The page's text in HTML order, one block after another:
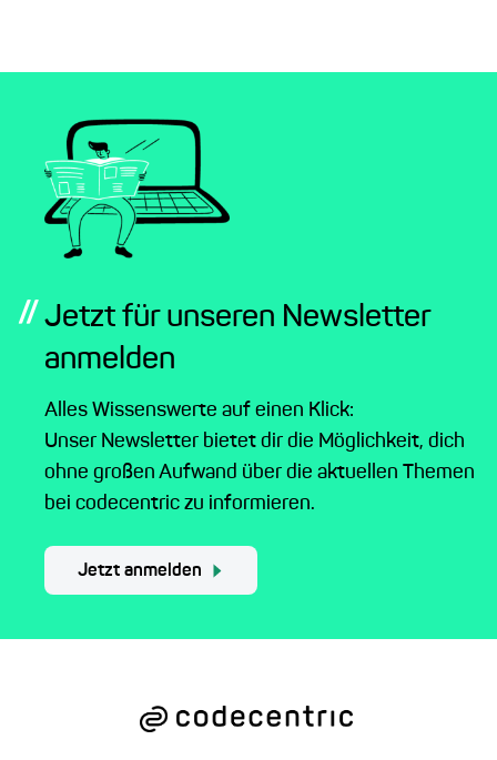
// Jetzt für unseren Newsletter
anmelden
Alles Wissenswerte auf einen Klick:
Unser Newsletter bietet dir die Möglichkeit, dich
ohne großen Aufwand über die aktuellen Themen
bei codecentric zu informieren.
Jetzt anmelden